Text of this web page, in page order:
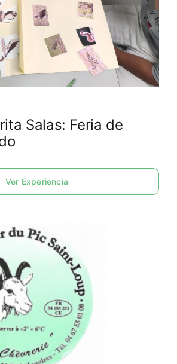
Salas: Feria de
Ver Experiencia